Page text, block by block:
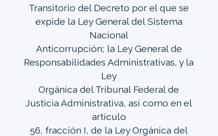
Transitorio del Decreto por el que se
expide la Ley General del Sistema
Nacional
Anticorrupción; la Ley General de
Responsabilidades Administrativas, y la
Ley
Orgánica del Tribunal Federal de
Justicia Administrativa, así como en el
artículo
56, fracción I, de la Ley Orgánica del